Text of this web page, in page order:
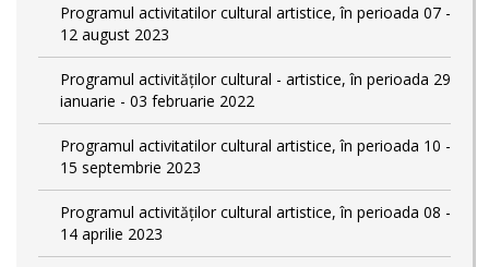
Programul activitatilor cultural artistice, în perioada 07 -
12 august 2023
Programul activităților cultural - artistice, în perioada 29
ianuarie - 03 februarie 2022
Programul activitatilor cultural artistice, în perioada 10 -
15 septembrie 2023
Programul activităților cultural artistice, în perioada 08 -
14 aprilie 2023